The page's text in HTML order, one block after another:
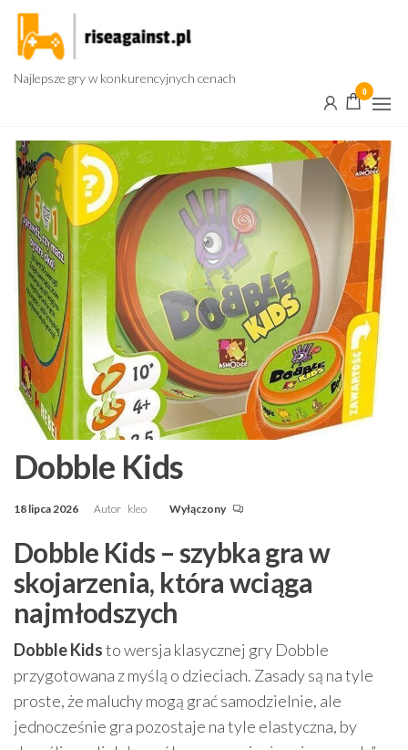
Przejdź
treści
Najlepsze gry w konkurencyjnych cenach
0
Dobble Kids
18 lipca 2026 Autor kleo Wyłączony
Dobble Kids – szybka gra w
skojarzenia, która wciąga
najmłodszych
Dobble Kidsto wersja klasycznej gry Dobble
przygotowana z myślą o dzieciach. Zasady są na tyle
proste, że maluchy mogą grać samodzielnie, ale
jednocześnie gra pozostaje na tyle elastyczna, by